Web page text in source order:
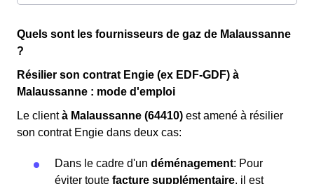
Quels sont les fournisseurs de gaz de Malaussanne
?
Résilier son contrat Engie (ex EDF-GDF) à
Malaussanne : mode d'emploi
Le clientà Malaussanne (64410) est amené à résilier
son contrat Engie dans deux cas:
Dans le cadre d'un déménagement: Pour
éviter toute facture supplémentaire, il est